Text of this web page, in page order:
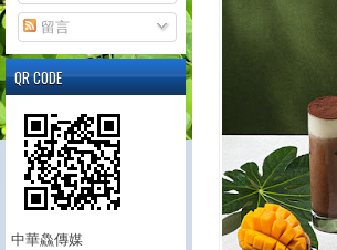
留言
QR CODE
中華鱻傳媒